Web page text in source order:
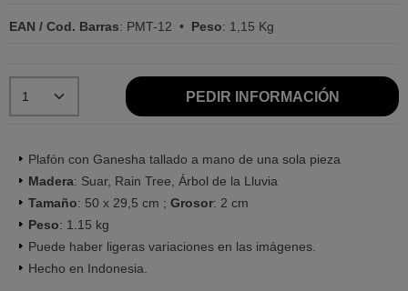
EAN / Cod. Barras: PMT-12 • Peso: 1,15 Kg
PEDIR INFORMACIÓN
Plafón con Ganesha tallado a mano de una sola pieza
Madera: Suar, Rain Tree, Árbol de la Lluvia
Tamaño: 50 x 29,5 cm ; Grosor: 2 cm
Peso: 1.15 kg
Puede haber ligeras variaciones en las imágenes.
Hecho en Indonesia.